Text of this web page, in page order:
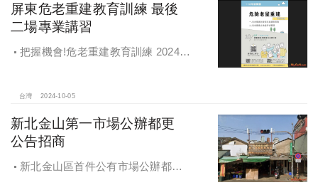
屏東危老重建教育訓練 最後
二場專業講習
把握機會!危老重建教育訓練 2024年
台灣 2024-10-05
新北金山第一市場公辦都更
公告招商
新北金山區首件公有市場公辦都更